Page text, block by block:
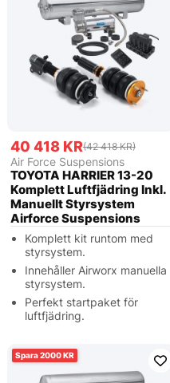
40 418 KR(42 418 KR)
Air Force Suspensions
TOYOTA HARRIER 13-20
Komplett Luftfjädring Inkl.
Manuellt Styrsystem
Airforce Suspensions
Komplett kit runtom med
styrsystem.
Innehåller Airworx manuella
styrsystem.
Perfekt startpaket för
luftfjädring.
2000